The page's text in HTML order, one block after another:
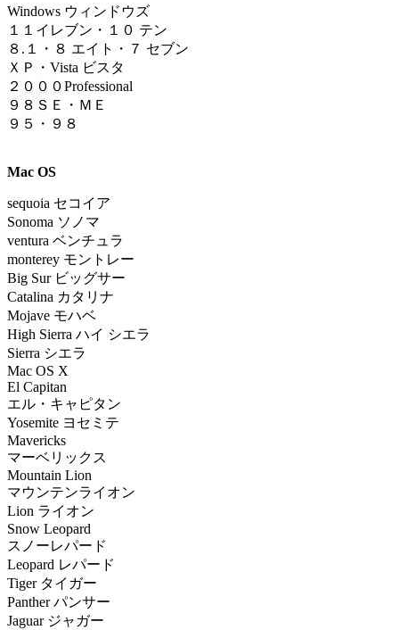
Windows ウィンドウズ
１
１イレブン ・ １０ テン
８.１
・ ８ エイト・７ セブン
ＸＰ・Vista ビスタ
２０００Professional
９８ＳＥ・ＭＥ
９５・９８
Mac OS
sequoia セコイア
Sonoma ソノマ
ventura ベンチュラ
monterey モントレー
Big Sur ビッグサー
Catalina カタリナ
Mojave モハベ
High Sierra ハイ シエラ
Sierra シエラ
Mac OS X
El Capitan
エル・キャピタン
Yosemite ヨセミテ
Mavericks
マーベリックス
Mountain Lion
マウンテンライオン
Lion ライオン
Snow Leopard
スノーレパード
Leopard レパード
Tiger タイガー
Panther パンサー
Jaguar ジャガー